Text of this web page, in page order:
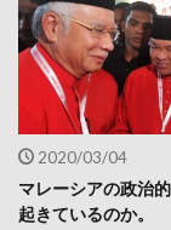
2020/03/04
マレーシアの政治
起きているのか。